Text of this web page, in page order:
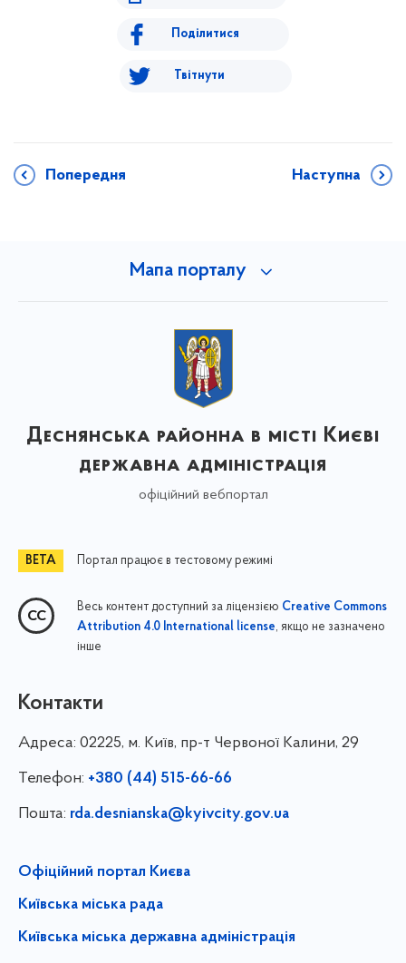
Поділитися
Твітнути
Попередня Наступна
Мапа порталу
Деснянська районна в місті Києві
державна адміністрація
офіційний вебпортал
Портал працює в тестовому режимі
Весь контент доступний за ліцензією Creative Commons
Attribution 4.0 International license, якщо не зазначено
інше
Контакти
Адреса: 02225, м. Київ, пр-т Червоної Калини, 29
Телефон: +380 (44) 515-66-66
Пошта: rda.desnianska@kyivcity.gov.ua
Офіційний портал Києва
Київська міська рада
Київська міська державна адміністрація